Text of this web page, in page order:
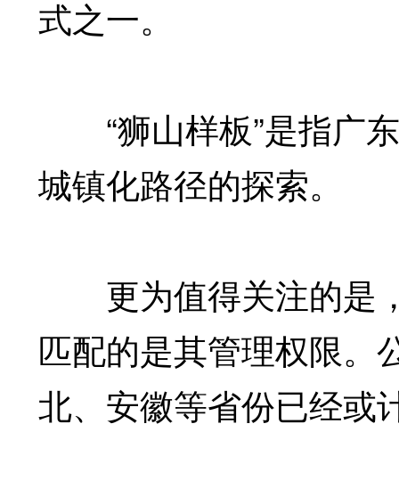
式之一。
“狮山样板”是指广东
城镇化路径的探索。
更为值得关注的是
匹配的是其管理权限。
北、安徽等省份已经或